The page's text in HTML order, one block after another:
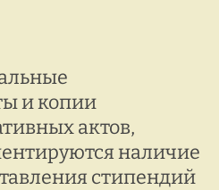
и копии
актов,
наличие
стипендий